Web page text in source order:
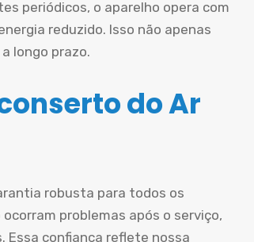
periódicos, o aparelho opera com
reduzido. Isso não apenas
longo prazo.
do Ar
robusta para todos os
problemas após o serviço,
Essa confiança reflete nossa